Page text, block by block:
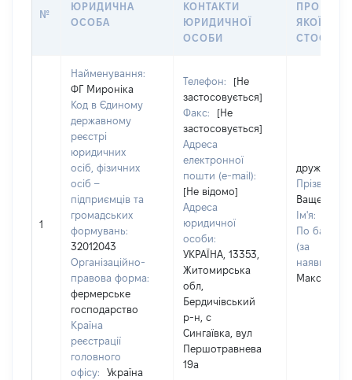
№
ЮРИДИЧНА
ОСОБА
КОНТАКТИ
ЮРИДИЧНОЇ
ОСОБИ
ПРО
ЯКОЇ
1
Найменування:
ФГ Мироніка
Код в Єдиному
державному
реєстрі
юридичних
осіб, фізичних
осіб –
підприємців та
громадських
формувань:
32012043
Організаційно-
правова форма:
фермерське
господарство
Країна
реєстрації
головного
офісу:
Україна
Телефон:
[Не
застосовується]
Факс:
[Не
застосовується]
Адреса
електронної
пошти (e-mail):
[Не відомо]
Адреса
юридичної
особи:
УКРАЇНА, 13353,
Житомирська
обл,
Бердичівський
р-н, с
Сингаївка, вул
Першотравнева
19а
дружина
Прізвище:
Ващенко
Ім'я:
По
(за
наявності):